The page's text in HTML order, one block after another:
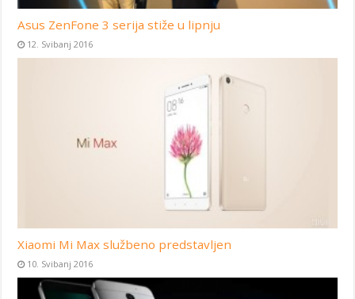
Asus ZenFone 3 serija stiže u lipnju
12. Svibanj 2016
Xiaomi Mi Max službeno predstavljen
10. Svibanj 2016